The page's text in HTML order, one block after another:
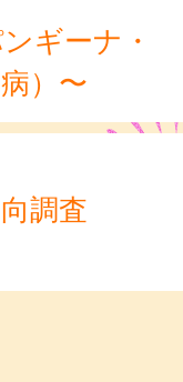
ギーナ・
）〜
調査